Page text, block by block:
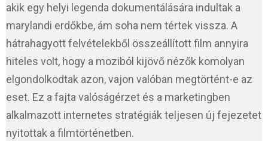
akik egy helyi legenda dokumentálására indultak a
marylandi erdőkbe, ám soha nem tértek vissza. A
hátrahagyott felvételekből összeállított film annyira
hiteles volt, hogy a moziból kijövő nézők komolyan
elgondolkodtak azon, vajon valóban megtörtént-e az
eset. Ez a fajta valóságérzet és a marketingben
alkalmazott internetes stratégiák teljesen új fejezetet
nyitottak a filmtörténetben.